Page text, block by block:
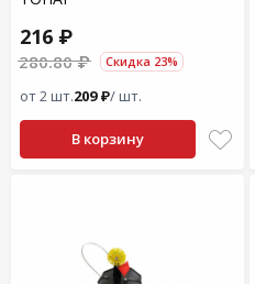
216 ₽
280.80 ₽ Скидка 23%
от 2 шт.209 ₽/ шт.
В корзину